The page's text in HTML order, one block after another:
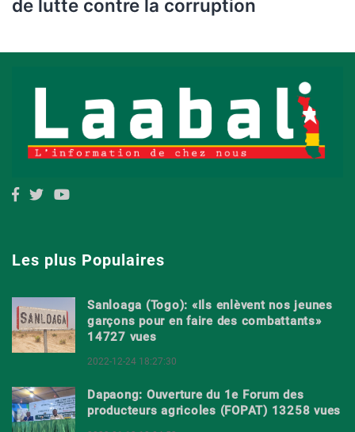
de lutte contre la corruption
Les plus Populaires
Sanloaga (Togo): «Ils enlèvent nos jeunes
garçons pour en faire des combattants»
14727 vues
2022-12-24 18:27:30
Dapaong: Ouverture du 1e Forum des
producteurs agricoles (FOPAT) 13258 vues